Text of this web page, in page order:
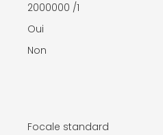
2000000 /1
Oui
Non
Focale standard